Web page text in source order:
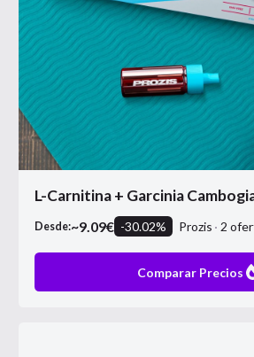
L-Carnitina + Garcinia
Desde:~9.09€ -30.02% Prozis 2
Comparar Precios